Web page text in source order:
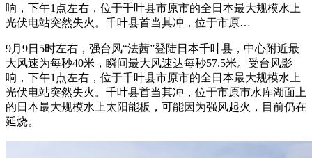
响，下午1点左右，位于千叶县市原市的全日本最大规模水上
光伏电站突然失火。千叶县首当其冲，位于市原…
9月9日5时左右，强台风“法茜”登陆日本千叶县，中心附近最
大风速为每秒40米，瞬间最大风速达每秒57.5米。受台风影
响，下午1点左右，位于千叶县市原市的全日本最大规模水上
光伏电站突然失火。千叶县首当其冲，位于市原市水库湖面上
的日本最大规模水上太阳能板，可能因为强风起火，目前仍在
延烧。